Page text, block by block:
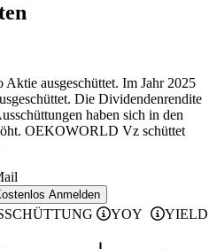
ausgeschüttet. Im Jahr 2025
Die Dividendenrendite
haben sich in den
. OEKOWORLD Vz schüttet
Anmelden
YOY YIELD